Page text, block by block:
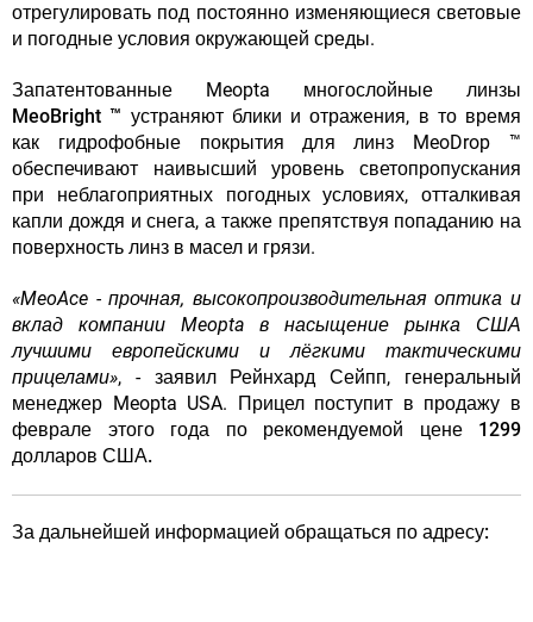
отрегулировать под постоянно изменяющиеся световые
и погодные условия окружающей среды.
Запатентованные Meopta многослойные линзы
MeoBright ™ устраняют блики и отражения, в то время
как гидрофобные покрытия для линз MeoDrop ™
обеспечивают наивысший уровень светопропускания
при неблагоприятных погодных условиях, отталкивая
капли дождя и снега, а также препятствуя попаданию на
поверхность линз в масел и грязи.
«MeoAce - прочная, высокопроизводительная оптика и
вклад компании Meopta в насыщение рынка США
лучшими европейскими и лёгкими тактическими
прицелами», - заявил Рейнхард Сейпп, генеральный
менеджер Meopta USA. Прицел поступит в продажу в
феврале этого года по рекомендуемой цене 1299
долларов США.
За дальнейшей информацией обращаться по адресу: